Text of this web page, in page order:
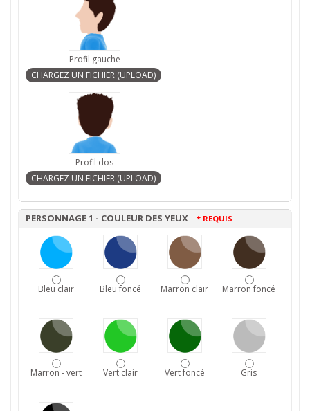
Profil gauche
Profil dos
PERSONNAGE 1 - COULEUR DES YEUX * REQUIS
Bleu clair Bleu foncé Marron clair Marron foncé
Marron - vert Vert clair Vert foncé Gris